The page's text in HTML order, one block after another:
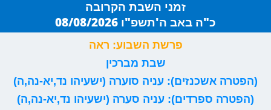
זמני השבת הקרובה
כ"ה באב ה'תשפ"ו 08/08/2026
פרשת השבוע: ראה
שבת מברכין
(הפטרה אשכנזים): עניה סוערה (ישעיהו נד,יא-נה,ה)
(הפטרה ספרדים): עניה סערה (ישעיהו נד,יא-נה,ה)